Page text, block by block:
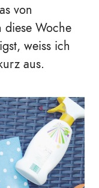
von
Woche
weiss ich
aus.